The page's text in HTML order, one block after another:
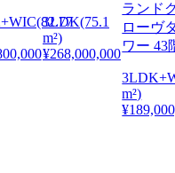
3LDK(75.1
m²)
¥268,000,000
ランド
ローヴ
ワー 43
m²)